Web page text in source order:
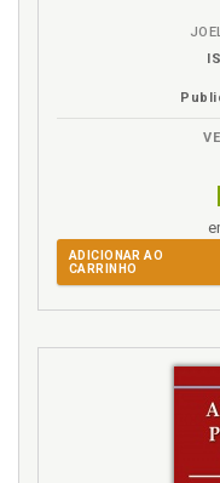
ADICIONAR AO
CARRINHO